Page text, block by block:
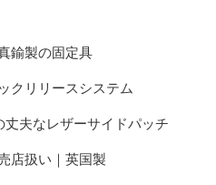
鍮製の固定具
クリリースシステム
夫なレザーサイドパッチ
店扱い｜英国製